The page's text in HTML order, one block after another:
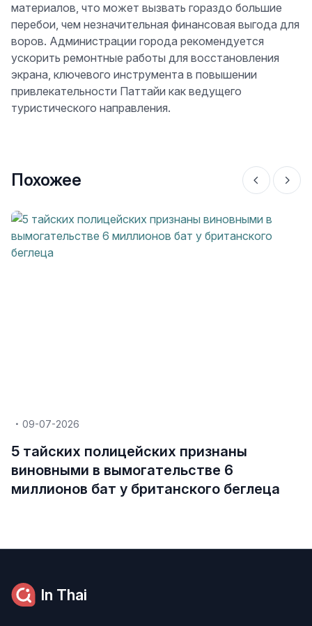
материалов, что может вызвать гораздо большие
перебои, чем незначительная финансовая выгода для
воров. Администрации города рекомендуется
ускорить ремонтные работы для восстановления
экрана, ключевого инструмента в повышении
привлекательности Паттайи как ведущего
туристического направления.
Похожее
09-07-2026
5 тайских полицейских признаны
виновными в вымогательстве 6
миллионов бат у британского беглеца
In Thai